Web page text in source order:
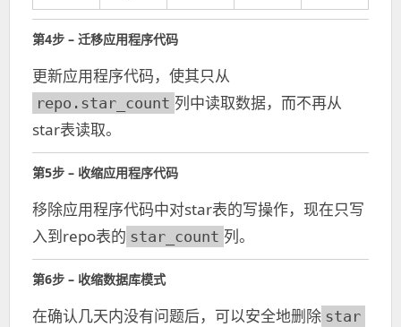
第4步 – 迁移应用程序代码
更新应用程序代码，使其只从
repo.star_count 列中读取数据，而不再从
star表读取。
第5步 – 收缩应用程序代码
移除应用程序代码中对star表的写操作，现在只写
入到repo表的 star_count 列。
第6步 – 收缩数据库模式
在确认几天内没有问题后，可以安全地删除 star